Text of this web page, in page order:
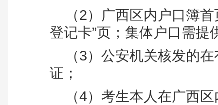
（2） 广西区内户口簿
登记卡”页；集体户口需提
（3） 公安机关核发的
证；
（4） 考生本人在广西